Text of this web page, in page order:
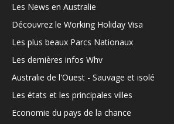
Les News en Australie
Découvrez le Working Holiday Visa
Les plus beaux Parcs Nationaux
Les dernières infos Whv
Australie de l'Ouest - Sauvage et isolé
Les états et les principales villes
Economie du pays de la chance